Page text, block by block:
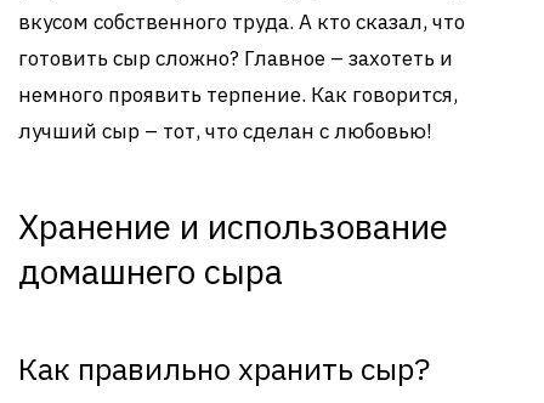
вкусом собственного труда. А кто сказал, что
готовить сыр сложно? Главное – захотеть и
немного проявить терпение. Как говорится,
лучший сыр – тот, что сделан с любовью!
Хранение и использование
домашнего сыра
Как правильно хранить сыр?